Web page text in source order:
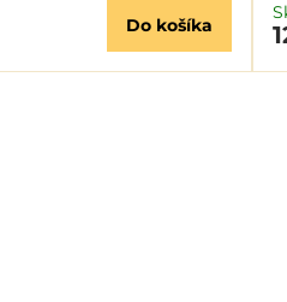
Do košíka